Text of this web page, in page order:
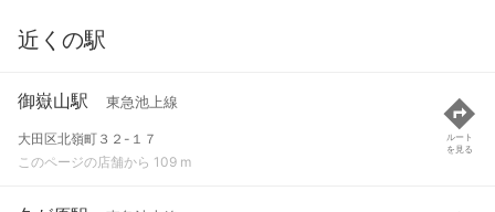
近くの駅
御嶽山駅 東急池上線
大田区北嶺町３２-１７
このページの店舗から 109 m
ルート
を見る